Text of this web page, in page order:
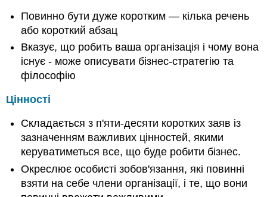
Повинно бути дуже коротким — кілька речень
або короткий абзац
Вказує, що робить ваша організація і чому вона
існує - може описувати бізнес-стратегію та
філософію
Цінності
Складається з п'яти-десяти коротких заяв із
зазначенням важливих цінностей, якими
керуватиметься все, що буде робити бізнес.
Окреслює особисті зобов'язання, які повинні
взяти на себе члени організації, і те, що вони